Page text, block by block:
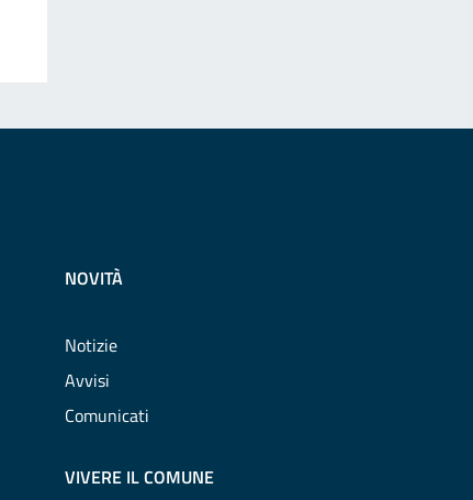
NOVITÀ
Notizie
Avvisi
Comunicati
VIVERE IL COMUNE